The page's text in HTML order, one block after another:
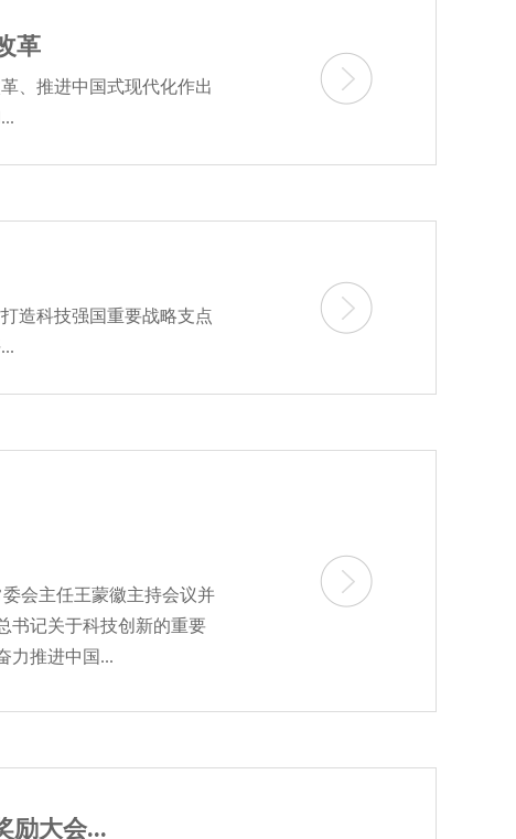
革
、推进中国式现代化作出
造科技强国重要战略支点
会主任王蒙徽主持会议并
书记关于科技创新的重要
力推进中国...
励大会...